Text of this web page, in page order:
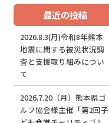
最近の投稿
2026.8.3(月)令和8年熊本
地震に関する被災状況調
査と支援取り組みについ
て
2026.7.20（月）熊本県ゴ
ルフ協会様主催「第2回子